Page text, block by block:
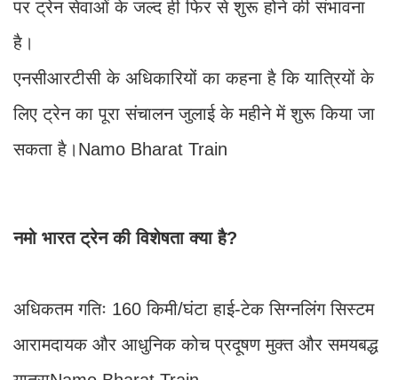
पर ट्रेन सेवाओं के जल्द ही फिर से शुरू होने की संभावना
है।
एनसीआरटीसी के अधिकारियों का कहना है कि यात्रियों के
लिए ट्रेन का पूरा संचालन जुलाई के महीने में शुरू किया जा
सकता है।Namo Bharat Train
नमो भारत ट्रेन की विशेषता क्या है?
अधिकतम गतिः 160 किमी/घंटा हाई-टेक सिग्नलिंग सिस्टम
आरामदायक और आधुनिक कोच प्रदूषण मुक्त और समयबद्ध